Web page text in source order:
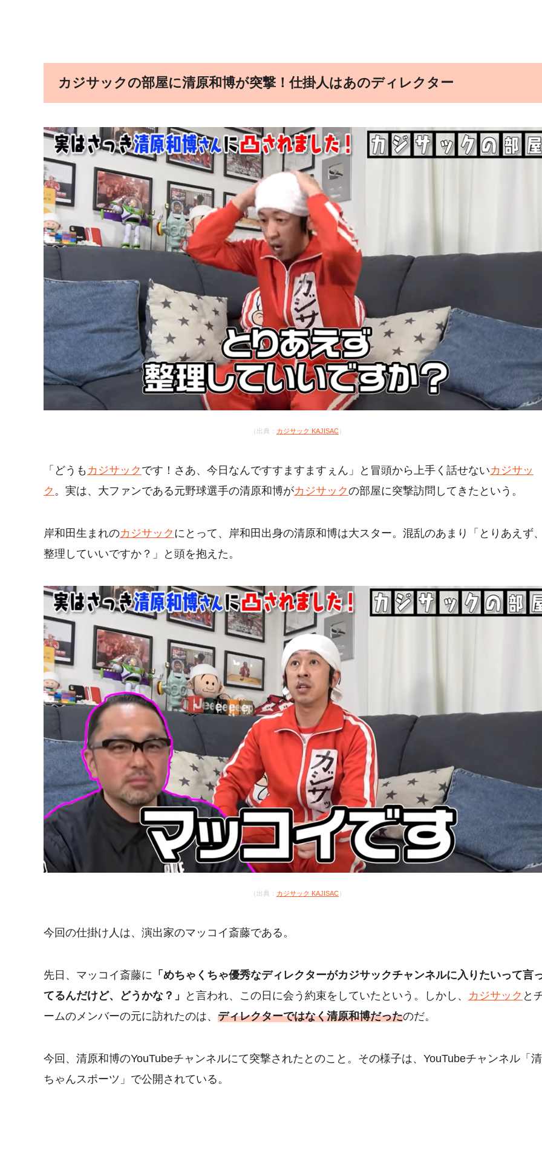
カジサックの部屋に清原和博が突撃！仕掛人はあのディレクター
（出典： カジサック KAJISAC）
「どうも カジサック です！さあ、今日なんですすますますぇん」と冒頭から上手く話せないカジサッ
ク 。実は、大ファンである元野球選手の清原和博がカジサックの部屋に突撃訪問してきたという。
岸和田生まれのカジサック にとって、岸和田出身の清原和博は大スター。混乱のあまり「とりあえず
整理していいですか？」と頭を抱えた。
（出典： カジサック KAJISAC）
今回の仕掛け人は、演出家のマッコイ斎藤である。
先日、マッコイ斎藤に 「めちゃくちゃ優秀なディレクターがカジサックチャンネルに入りたいって言
てるんだけど、どうかな？」
と言われ、この日に会う約束をしていたという。しかし、 カジサック と
ームのメンバーの元に訪れたのは、 ディレクターではなく清原和博だったのだ。
今回、清原和博のYouTubeチャンネルにて突撃されたとのこと。その様子は、YouTubeチャンネル「清
ちゃんスポーツ」で公開されている。